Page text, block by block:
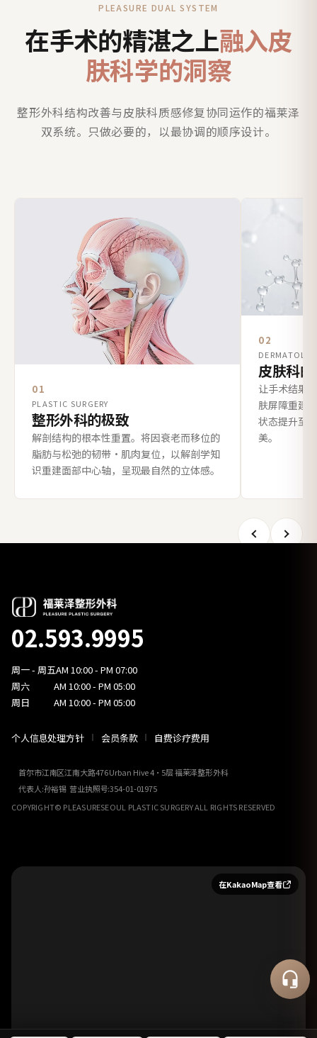
PLEASURE DUAL SYSTEM
在手术的精湛之上融入皮
肤科学的洞察
整形外科结构改善与皮肤科质感修复协同运作的福莱泽
双系统。只做必要的，以最协调的顺序设计。
01
PLASTIC SURGERY
整形外科的极致
解剖结构的根本性重置。将因衰老而移位的
脂肪与松弛的韧带·肌肉复位，以解剖学知
识重建面部中心轴，呈现最自然的立体感。
02
皮肤科
让手术结果
肤屏障重建
状态提升至
美。
02.593.9995
周一 - 周五AM 10:00 - PM 07:00
周六
AM 10:00 - PM 05:00
周日
AM 10:00 - PM 05:00
个人信息处理方针 会员条款 自费诊疗费用
首尔市江南区江南大路476 Urban Hive 4·5层 福莱泽整形外科
代表人:孙裕锡 营业执照号:354-01-01975
COPYRIGHT© PLEASURESEOUL PLASTIC SURGERY ALL RIGHTS RESERVED
在KakaoMap查看